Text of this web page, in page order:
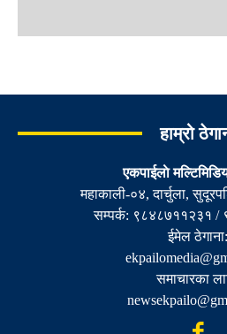
हाम्रो
एकपाईलाे
महाकाली-०४, दार्चुला,
सम्पर्क: ९८४८७११२३१ /
ईमेल ठेगाना:
समाचारका